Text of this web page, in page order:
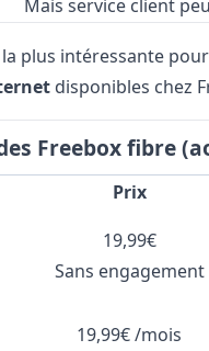
Mais service client
plus intéressante
disponibles chez
Freebox fibre
Prix
19,99€
Sans engagement
19,99€ /mois